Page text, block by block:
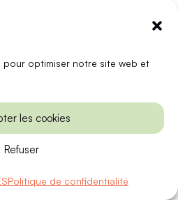
pour optimiser notre site web et
les cookies
Refuser
Politique de confidentialité